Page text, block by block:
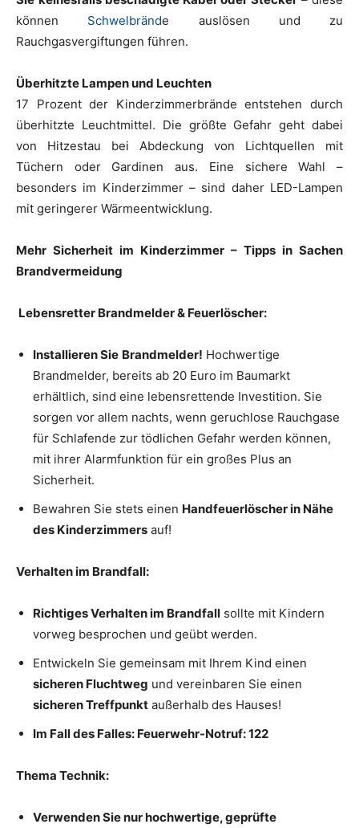
können Schwelbrände auslösen und zu
Rauchgasvergiftungen führen.
Überhitzte Lampen und Leuchten
17 Prozent der Kinderzimmerbrände entstehen durch
überhitzte Leuchtmittel. Die größte Gefahr geht dabei
von Hitzestau bei Abdeckung von Lichtquellen mit
Tüchern oder Gardinen aus. Eine sichere Wahl –
besonders im Kinderzimmer – sind daher LED-Lampen
mit geringerer Wärmeentwicklung.
Mehr Sicherheit im Kinderzimmer – Tipps in Sachen
Brandvermeidung
Lebensretter Brandmelder & Feuerlöscher:
Installieren Sie Brandmelder! Hochwertige
Brandmelder, bereits ab 20 Euro im Baumarkt
erhältlich, sind eine lebensrettende Investition. Sie
sorgen vor allem nachts, wenn geruchlose Rauchgase
für Schlafende zur tödlichen Gefahr werden können,
mit ihrer Alarmfunktion für ein großes Plus an
Sicherheit.
Bewahren Sie stets einen Handfeuerlöscher in Nähe
des Kinderzimmers auf!
Verhalten im Brandfall:
Richtiges Verhalten im Brandfall sollte mit Kindern
vorweg besprochen und geübt werden.
Entwickeln Sie gemeinsam mit Ihrem Kind einen
sicheren Fluchtweg und vereinbaren Sie einen
sicheren Treffpunkt außerhalb des Hauses!
Im Fall des Falles: Feuerwehr-Notruf: 122
Thema Technik:
Verwenden Sie nur hochwertige, geprüfte